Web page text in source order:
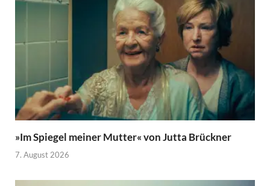
»Im Spiegel meiner Mutter« von Jutta Brückner
7. August 2026